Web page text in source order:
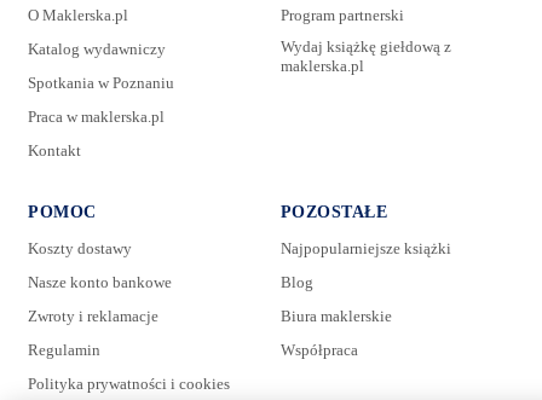
O Maklerska.pl
Katalog wydawniczy
Spotkania w Poznaniu
Praca w maklerska.pl
Kontakt
Program partnerski
Wydaj książkę giełdową z
maklerska.pl
POMOC
Koszty dostawy
Nasze konto bankowe
Zwroty i reklamacje
Regulamin
Polityka prywatności i cookies
POZOSTAŁE
Najpopularniejsze książki
Blog
Biura maklerskie
Współpraca
E-mail: